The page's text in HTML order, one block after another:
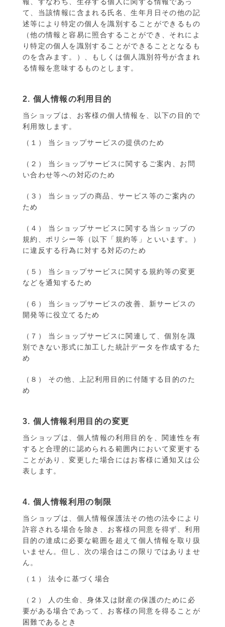
報、すなわち、生存する個人に関する情報であっ
て、当該情報に含まれる氏名、生年月日その他の記
述等により特定の個人を識別することができるもの
（他の情報と容易に照合することができ、それによ
り特定の個人を識別することができることとなるも
のを含みます。）、もしくは個人識別符号が含まれ
る情報を意味するものとします。
2. 個人情報の利用目的
当ショップは、お客様の個人情報を、以下の目的で
利用致します。
（１） 当ショップサービスの提供のため
（２） 当ショップサービスに関するご案内、お問
い合わせ等への対応のため
（３） 当ショップの商品、サービス等のご案内の
ため
（４） 当ショップサービスに関する当ショップの
規約、ポリシー等（以下「規約等」といいます。）
に違反する行為に対する対応のため
（５） 当ショップサービスに関する規約等の変更
などを通知するため
（６） 当ショップサービスの改善、新サービスの
開発等に役立てるため
（７） 当ショップサービスに関連して、個別を識
別できない形式に加工した統計データを作成するた
め
（８） その他、上記利用目的に付随する目的のた
め
3. 個人情報利用目的の変更
当ショップは、個人情報の利用目的を、関連性を有
すると合理的に認められる範囲内において変更する
ことがあり、変更した場合にはお客様に通知又は公
表します。
4. 個人情報利用の制限
当ショップは、個人情報保護法その他の法令により
許容される場合を除き、お客様の同意を得ず、利用
目的の達成に必要な範囲を超えて個人情報を取り扱
いません。但し、次の場合はこの限りではありませ
ん。
（１） 法令に基づく場合
（２） 人の生命、身体又は財産の保護のために必
要がある場合であって、お客様の同意を得ることが
困難であるとき